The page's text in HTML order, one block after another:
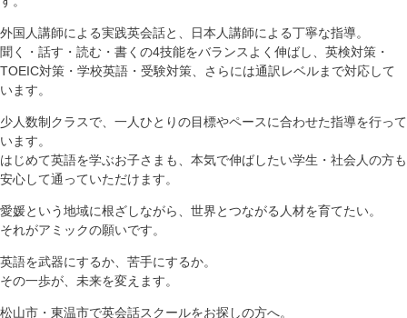
外国人講師による実践英会話と、日本人講師による丁寧な指導。
聞く・話す・読む・書くの4技能をバランスよく伸ばし、英検対策・
TOEIC対策・学校英語・受験対策、さらには通訳レベルまで対応して
います。
少人数制クラスで、一人ひとりの目標やペースに合わせた指導を行って
います。
はじめて英語を学ぶお子さまも、本気で伸ばしたい学生・社会人の方も
安心して通っていただけます。
愛媛という地域に根ざしながら、世界とつながる人材を育てたい。
それがアミックの願いです。
英語を武器にするか、苦手にするか。
その一歩が、未来を変えます。
松山市・東温市で英会話スクールをお探しの方へ。